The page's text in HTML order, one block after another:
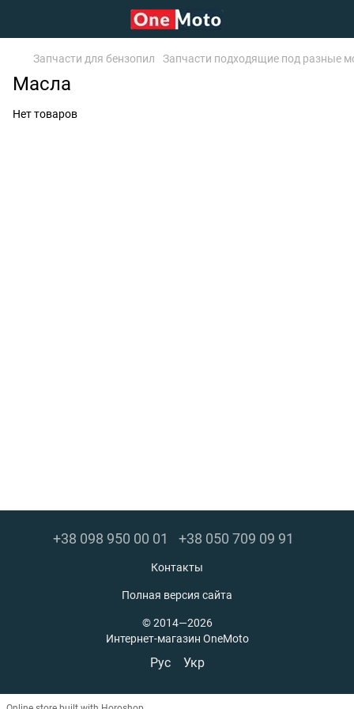
Запчасти для бензопил Запчасти подходящие под разные
Масла
Нет товаров
+38 098 950 00 01 +38 050 709 09 91
Контакты
Полная версия сайта
© 2014—2026
Интернет-магазин OneMoto
Рус Укр